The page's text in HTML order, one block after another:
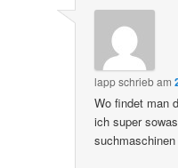
lappschriebam
Wo findet man
ich super
suchmaschinen